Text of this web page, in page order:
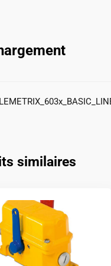
similaires
plusieurs
variations.